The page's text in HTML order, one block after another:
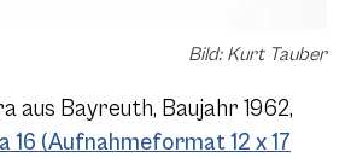
Bild: Kurt Tauber
aus Bayreuth, Baujahr 1962,
16 (Aufnahmeformat 12 x 17